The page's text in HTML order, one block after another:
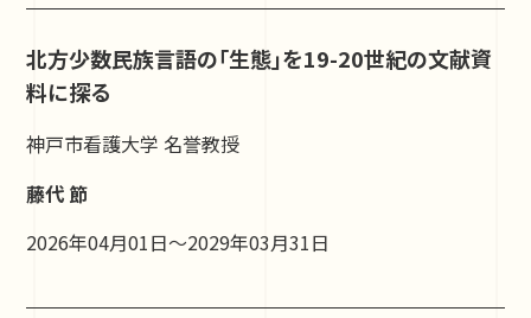
北方少数民族言語の｢生態｣を19-20世紀の文献資
料に探る
神戸市看護大学 名誉教授
藤代 節
2026年04月01日～2029年03月31日